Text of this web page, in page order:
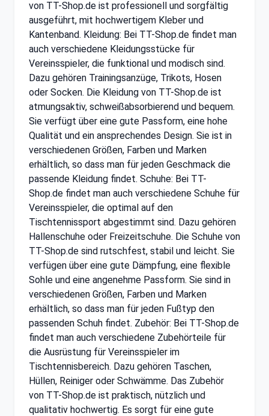
von TT-Shop.de ist professionell und sorgfältig
ausgeführt, mit hochwertigem Kleber und
Kantenband. Kleidung: Bei TT-Shop.de findet man
auch verschiedene Kleidungsstücke für
Vereinsspieler, die funktional und modisch sind.
Dazu gehören Trainingsanzüge, Trikots, Hosen
oder Socken. Die Kleidung von TT-Shop.de ist
atmungsaktiv, schweißabsorbierend und bequem.
Sie verfügt über eine gute Passform, eine hohe
Qualität und ein ansprechendes Design. Sie ist in
verschiedenen Größen, Farben und Marken
erhältlich, so dass man für jeden Geschmack die
passende Kleidung findet. Schuhe: Bei TT-
Shop.de findet man auch verschiedene Schuhe für
Vereinsspieler, die optimal auf den
Tischtennissport abgestimmt sind. Dazu gehören
Hallenschuhe oder Freizeitschuhe. Die Schuhe von
TT-Shop.de sind rutschfest, stabil und leicht. Sie
verfügen über eine gute Dämpfung, eine flexible
Sohle und eine angenehme Passform. Sie sind in
verschiedenen Größen, Farben und Marken
erhältlich, so dass man für jeden Fußtyp den
passenden Schuh findet. Zubehör: Bei TT-Shop.de
findet man auch verschiedene Zubehörteile für
die Ausrüstung für Vereinsspieler im
Tischtennisbereich. Dazu gehören Taschen,
Hüllen, Reiniger oder Schwämme. Das Zubehör
von TT-Shop.de ist praktisch, nützlich und
qualitativ hochwertig. Es sorgt für eine gute